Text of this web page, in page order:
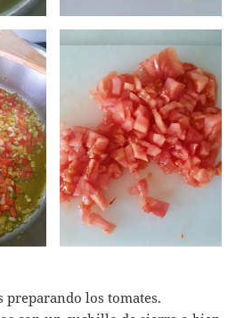
preparando los tomates.